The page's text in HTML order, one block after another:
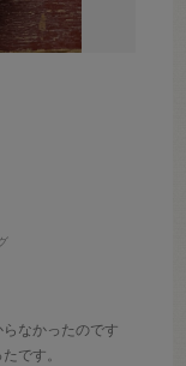
なかったのです
です。